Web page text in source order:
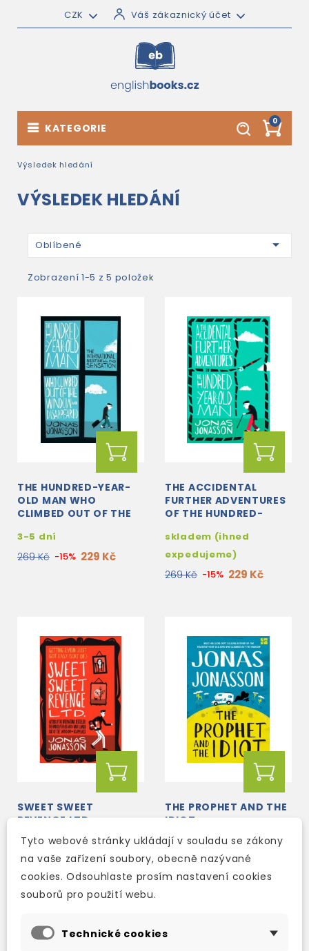
CZK Váš zákaznický účet
0
KATEGORIE
Výsledek hledání
VÝSLEDEK HLEDÁNÍ
Oblíbené 
Zobrazení 1-5 z 5 položek
THE HUNDRED-YEAR-
OLD MAN WHO
CLIMBED OUT OF THE
DISAPPEARED
3-5 dní
269 Kč -15% 229 Kč
THE ACCIDENTAL
FURTHER ADVENTURES
OF THE HUNDRED-
skladem (ihned
expedujeme)
269 Kč -15% 229 Kč
SWEET SWEET
REVENGE LTD.
skladem (ihned
expedujeme)
259 Kč -15% 220 Kč
THE PROPHET AND THE
IDIOT
3-4 týdny
269 Kč -15% 229 Kč
Tyto webové stránky ukládají v souladu se zákony
na vaše zařízení soubory, obecně nazývané
cookies. Odsouhlaste prosím nastavení cookies
souborů pro použití webu.
Technické cookies